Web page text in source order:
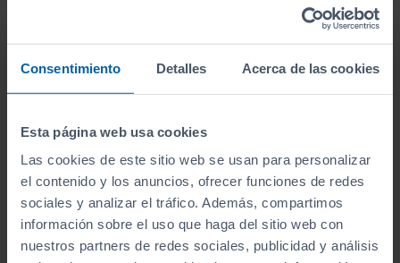
Consentimiento Detalles Acerca de las cookies
Esta página web usa cookies
Las cookies de este sitio web se usan para personalizar
el contenido y los anuncios, ofrecer funciones de redes
sociales y analizar el tráfico. Además, compartimos
información sobre el uso que haga del sitio web con
nuestros partners de redes sociales, publicidad y análisis